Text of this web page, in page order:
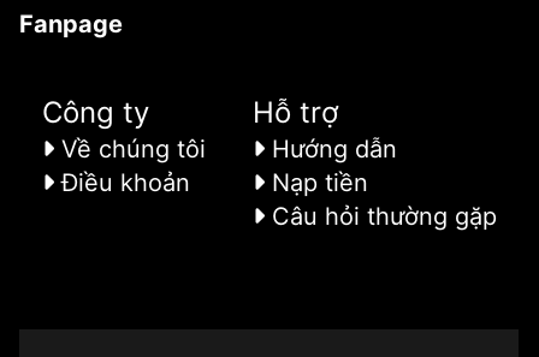
Công ty
Về chúng tôi
Điều khoản
Hỗ trợ
Hướng dẫn
Nạp tiền
Câu hỏi thường gặp
Fanpage